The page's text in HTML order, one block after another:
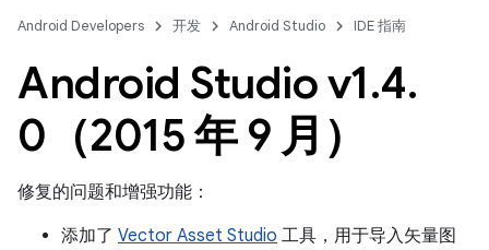
Android Developers 开发 Android Studio IDE 指南
Android Studio v1.4.
0（2015 年 9 月）
修复的问题和增强功能：
添加了 Vector Asset Studio 工具，用于导入矢量图